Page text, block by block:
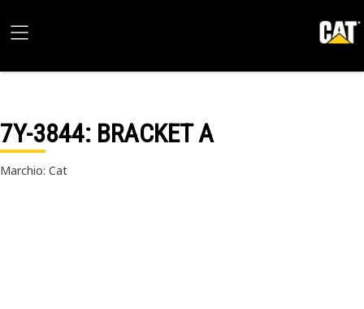
7Y-3844: BRACKET A
Marchio: Cat